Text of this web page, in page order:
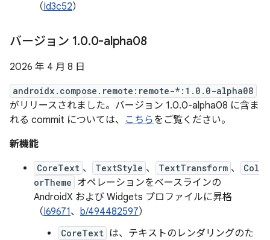
（Id3c52）
バージョン 1.0.0-alpha08
2026 年 4 月 8 日
androidx.compose.remote:remote-*:1.0.0-alpha08
がリリースされました。バージョン 1.0.0-alpha08 に含ま
れる commit については、 こちらをご覧ください。
新機能
CoreText 、 TextStyle 、 TextTransform 、
Col
orTheme オペレーションをベースラインの
AndroidX および Widgets プロファイルに昇格
（I69671、 b/494482597）
CoreText は、テキストのレンダリングのた